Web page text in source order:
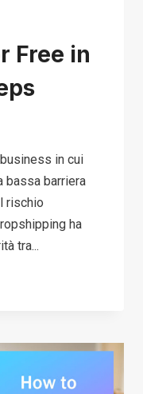
Free in
in cui
bassa barriera
rischio
ha
tra...